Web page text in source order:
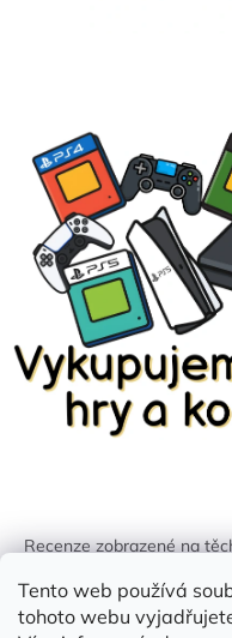
Tento web používá
tohoto webu
Recenze zobrazené na
identifikován.